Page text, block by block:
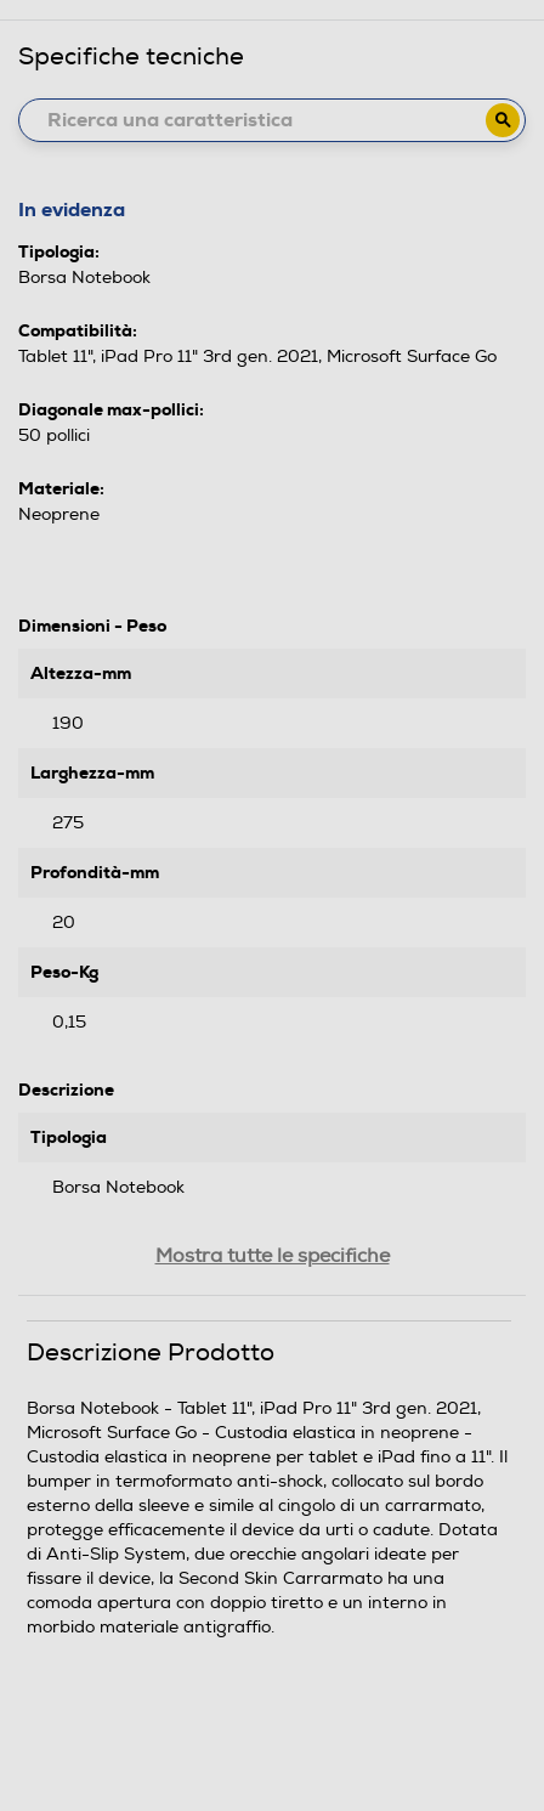
Specifiche tecniche
In evidenza
Tipologia:
Borsa Notebook
Compatibilità:
Tablet 11", iPad Pro 11" 3rd gen. 2021, Microsoft Surface Go
Diagonale max-pollici:
50 pollici
Materiale:
Neoprene
Dimensioni - Peso
Altezza-mm
190
Larghezza-mm
275
Profondità-mm
20
Peso-Kg
0,15
Descrizione
Tipologia
Borsa Notebook
Diagonale max-pollici
50
Materiale
Neoprene
Descrizione materiale
Custodia elastica in neoprene
Mostra tutte le specifiche
Descrizione Prodotto
Borsa Notebook - Tablet 11", iPad Pro 11" 3rd gen. 2021,
Microsoft Surface Go - Custodia elastica in neoprene -
Custodia elastica in neoprene per tablet e iPad fino a 11". Il
bumper in termoformato anti-shock, collocato sul bordo
esterno della sleeve e simile al cingolo di un carrarmato,
protegge efficacemente il device da urti o cadute. Dotata
di Anti-Slip System, due orecchie angolari ideate per
fissare il device, la Second Skin Carrarmato ha una
comoda apertura con doppio tiretto e un interno in
morbido materiale antigraffio.